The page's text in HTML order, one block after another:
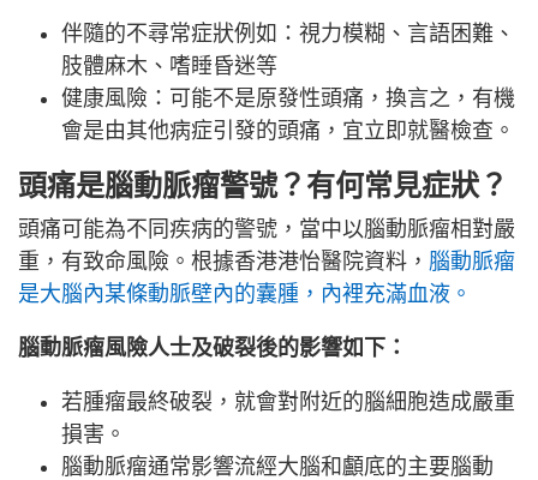
伴隨的不尋常症狀例如：視力模糊、言語困難、
肢體麻木、嗜睡昏迷等
健康風險：可能不是原發性頭痛，換言之，有機
會是由其他病症引發的頭痛，宜立即就醫檢查。
頭痛是腦動脈瘤警號？有何常見症狀？
頭痛可能為不同疾病的警號，當中以腦動脈瘤相對嚴
重，有致命風險。根據香港港怡醫院資料， 腦動脈瘤
是大腦內某條動脈壁內的囊腫，內裡充滿血液。
腦動脈瘤風險人士及破裂後的影響如下：
若腫瘤最終破裂，就會對附近的腦細胞造成嚴重
損害。
腦動脈瘤通常影響流經大腦和顱底的主要腦動